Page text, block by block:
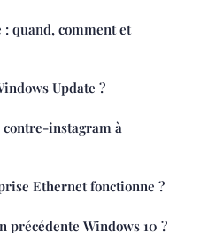
quand, comment et
Update ?
contre-instagram à
Ethernet fonctionne ?
précédente Windows 10 ?